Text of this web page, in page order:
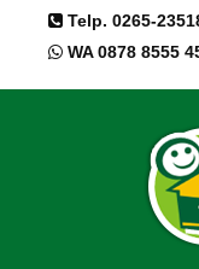
Telp. 0265-
WA 0878 8555